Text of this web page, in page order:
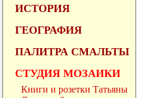
ИСТОРИЯ
ГЕОГРАФИЯ
ПАЛИТРА СМАЛЬТЫ
СТУДИЯ МОЗАИКИ
Книги и розетки Татьяны